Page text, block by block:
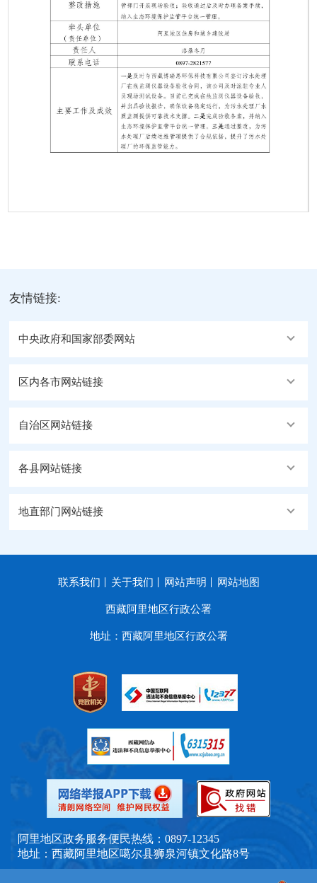
友情链接:
中央政府和国家部委网站
区内各市网站链接
自治区网站链接
各县网站链接
地直部门网站链接
联系我们 关于我们 网站声明 网站地图
西藏阿里地区行政公署
地址：西藏阿里地区行政公署
阿里地区政务服务便民热线：0897-12345
地址：西藏阿里地区噶尔县狮泉河镇文化路8号